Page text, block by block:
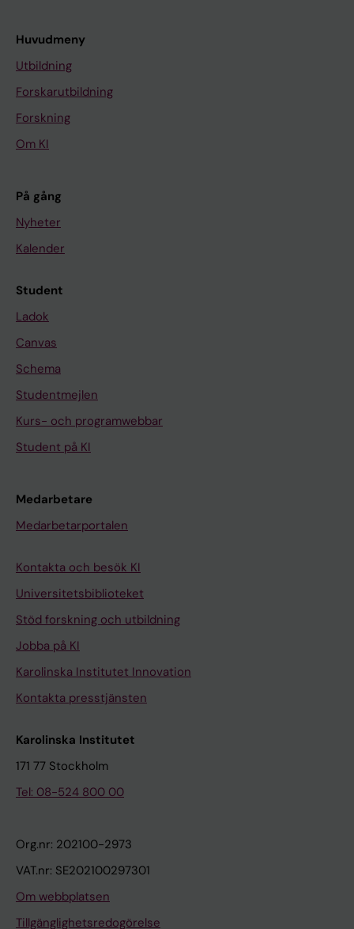
Huvudmeny
Utbildning
Forskarutbildning
Forskning
Om KI
På gång
Nyheter
Kalender
Student
Ladok
Canvas
Schema
Studentmejlen
Kurs- och programwebbar
Student på KI
Medarbetare
Medarbetarportalen
Kontakta och besök KI
Universitetsbiblioteket
Stöd forskning och utbildning
Jobba på KI
Karolinska Institutet Innovation
Kontakta presstjänsten
Karolinska Institutet
171 77 Stockholm
Tel: 08-524 800 00
Org.nr: 202100-2973
VAT.nr: SE202100297301
Om webbplatsen
Tillgänglighetsredogörelse